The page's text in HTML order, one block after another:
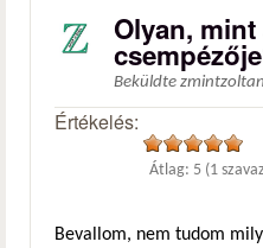
Olyan, mint
Beküldte zmintzoltan
Értékelés:
Átlag: 5 (1
Bevallom, nem tudom